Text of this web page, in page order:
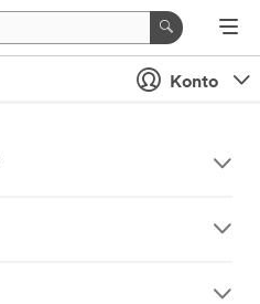
Konto